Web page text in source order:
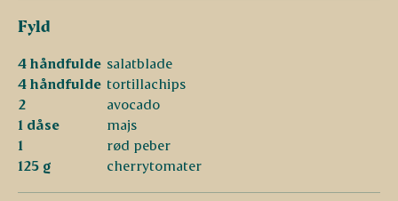
Fyld
4 håndfulde salatblade
4 håndfulde tortillachips
2
avocado
1 dåse
majs
1
rød peber
125 g
cherrytomater